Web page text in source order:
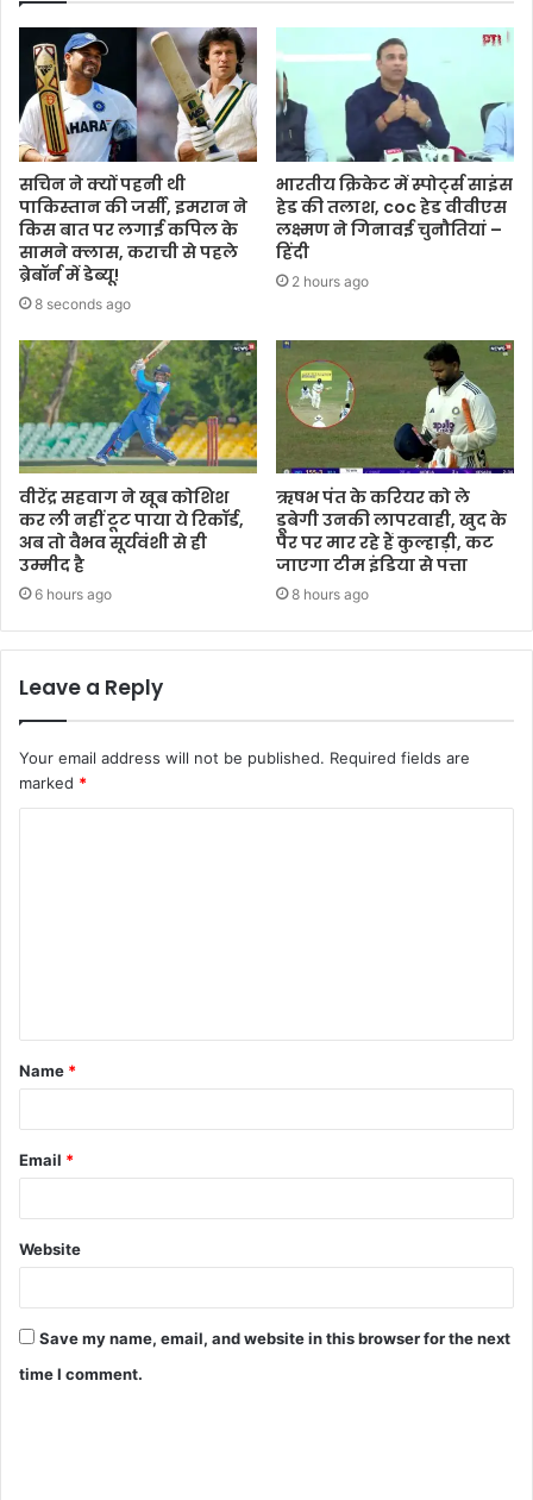
सचिन ने क्यों पहनी थी
पाकिस्तान की जर्सी, इमरान ने
किस बात पर लगाई कपिल के
सामने क्लास, कराची से पहले
ब्रेबॉर्न में डेब्यू!
8 seconds ago
भारतीय क्रिकेट में स्पोर्ट्स साइंस
हेड की तलाश, coc हेड वीवीएस
लक्ष्मण ने गिनावई चुनौतियां –
हिंदी
2 hours ago
वीरेंद्र सहवाग ने खूब कोशिश
कर ली नहीं टूट पाया ये रिकॉर्ड,
अब तो वैभव सूर्यवंशी से ही
उम्मीद है
6 hours ago
ऋषभ पंत के करियर को ले
डूबेगी उनकी लापरवाही, खुद के
पैर पर मार रहे हैं कुल्हाड़ी, कट
जाएगा टीम इंडिया से पत्ता
8 hours ago
Leave a Reply
Your email address will not be published. Required fields are
marked *
Name *
Email *
Website
Save my name, email, and website in this browser for the next
time I comment.